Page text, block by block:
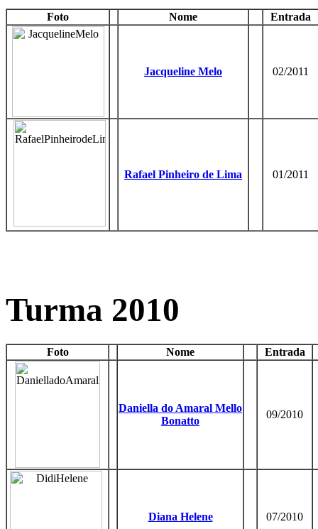
Foto Nome Entrada
Jacqueline Melo 02/2011
Rafael Pinheiro de Lima 01/2011
Turma 2010
Foto Nome Entrada
Daniella do Amaral Mello
Bonatto
09/2010
Diana Helene 07/2010